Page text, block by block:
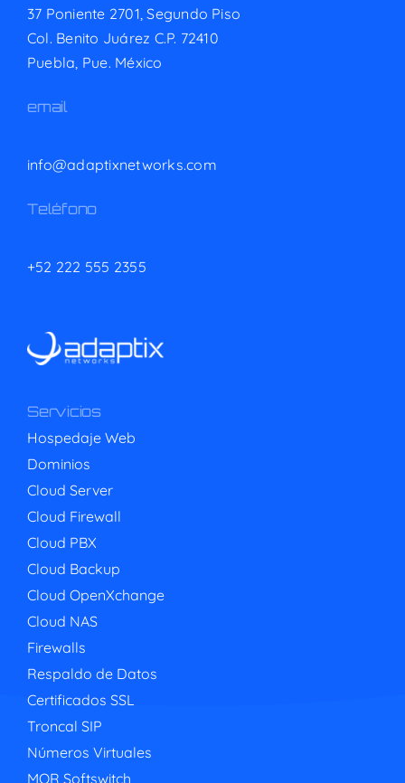
37 Poniente 2701, Segundo Piso
Col. Benito Juárez C.P. 72410
Puebla, Pue. México
email
info@adaptixnetworks.com
Teléfono
+52 222 555 2355
Servicios
Hospedaje Web
Dominios
Cloud Server
Cloud Firewall
Cloud PBX
Cloud Backup
Cloud OpenXchange
Cloud NAS
Firewalls
Respaldo de Datos
Certificados SSL
Troncal SIP
Números Virtuales
MOR Softswitch